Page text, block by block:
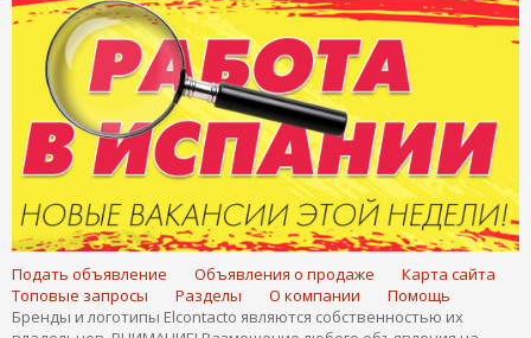
Подать объявление Объявления о продаже
Карта сайта
Топовые запросы
Разделы О компании
Помощь
Бренды и логотипы Elcontacto являются собственностью их